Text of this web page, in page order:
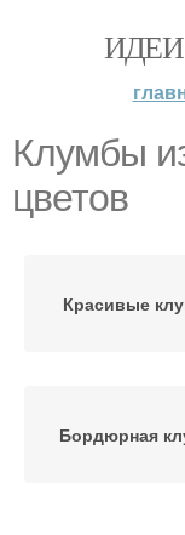
Клумбы
цветов
Красивые
Бордюрная